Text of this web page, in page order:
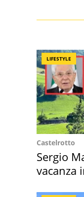
LIFESTYLE
Castelrotto
Sergio
vacanza